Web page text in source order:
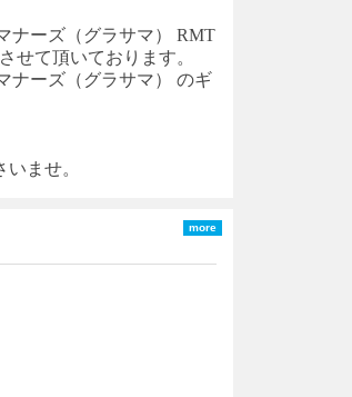
ナーズ（グラサマ）
RMT
せて頂いております。
ナーズ（グラサマ）
のギ
ませ。
more